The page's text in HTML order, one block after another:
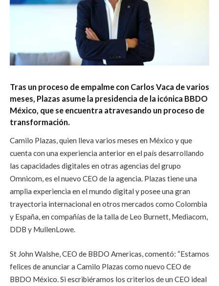
Tras un proceso de empalme con Carlos Vaca de varios
meses, Plazas asume la presidencia de la icónica BBDO
México, que se encuentra atravesando un proceso de
transformación.
Camilo Plazas, quien lleva varios meses en México y que
cuenta con una experiencia anterior en el país desarrollando
las capacidades digitales en otras agencias del grupo
Omnicom, es el nuevo CEO de la agencia. Plazas tiene una
amplia experiencia en el mundo digital y posee una gran
trayectoria internacional en otros mercados como Colombia
y España, en compañías de la talla de Leo Burnett, Mediacom,
DDB y MullenLowe.
St John Walshe, CEO de BBDO Americas, comentó: “Estamos
felices de anunciar a Camilo Plazas como nuevo CEO de
BBDO México. Si escribiéramos los criterios de un CEO ideal